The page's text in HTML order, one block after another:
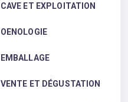
CAVE ET EXPLOITATION
OENOLOGIE
EMBALLAGE
VENTE ET DÉGUSTATION